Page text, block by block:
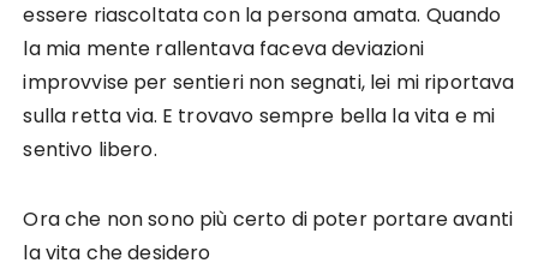
essere riascoltata con la persona amata. Quando
la mia mente rallentava faceva deviazioni
improvvise per sentieri non segnati, lei mi riportava
sulla retta via. E trovavo sempre bella la vita e mi
sentivo libero.
Ora che non sono più certo di poter portare avanti
la vita che desidero